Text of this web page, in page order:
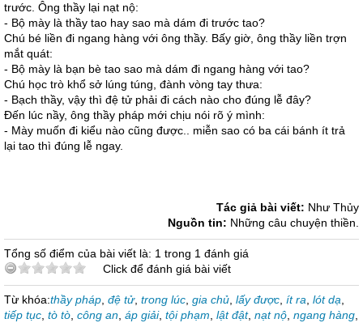
trước. Ông thầy lại nạt nộ:
- Bộ mày là thầy tao hay sao mà dám đi trước tao?
Chú bé liền đi ngang hàng với ông thầy. Bấy giờ, ông thầy liền trợn
mắt quát:
- Bộ mày là bạn bè tao sao mà dám đi ngang hàng với tao?
Chú học trò khổ sở lúng túng, đành vòng tay thưa:
- Bạch thầy, vậy thì đệ tử phải đi cách nào cho đúng lễ đây?
Đến lúc nầy, ông thầy pháp mới chịu nói rõ ý mình:
- Mày muốn đi kiểu nào cũng được.. miễn sao có ba cái bánh ít trả
lại tao thì đúng lễ ngay.
Tác giả bài viết: Như Thủy
Nguồn tin: Những câu chuyện thiền.
Tổng số điểm của bài viết là: 1 trong 1 đánh giá
Click để đánh giá bài viết
Từ khóa:thầy pháp đệ tử, trong lúc gia chủ lấy được ít ra lót dạ
tiếp tục tò tò công an áp giải, tội phạm lật đật, nạt nộ ngang hàng